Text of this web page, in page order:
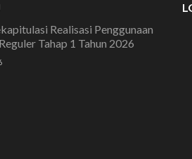
Realisasi Penggunaan
Tahap 1 Tahun 2026